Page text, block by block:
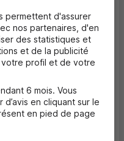
à
un majeur ?
?
a des
uniquement
permettent d'assurer
nos partenaires, d'en
des statistiques et
et de la publicité
profil et de votre
6 mois. Vous
en cliquant sur le
en pied de page